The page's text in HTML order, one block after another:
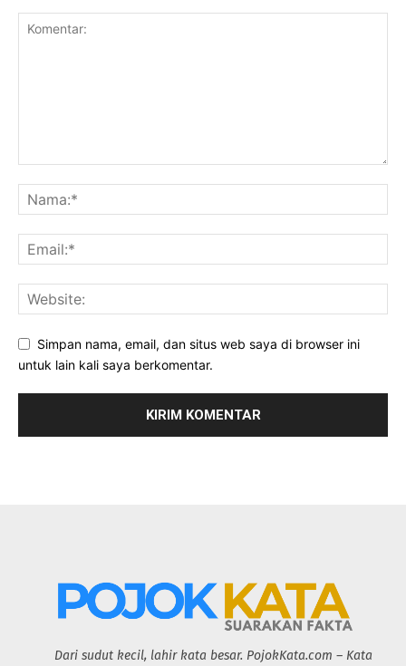
Simpan nama, email, dan situs web saya di browser ini
untuk lain kali saya berkomentar.
Dari sudut kecil, lahir kata besar. PojokKata.com – Kata